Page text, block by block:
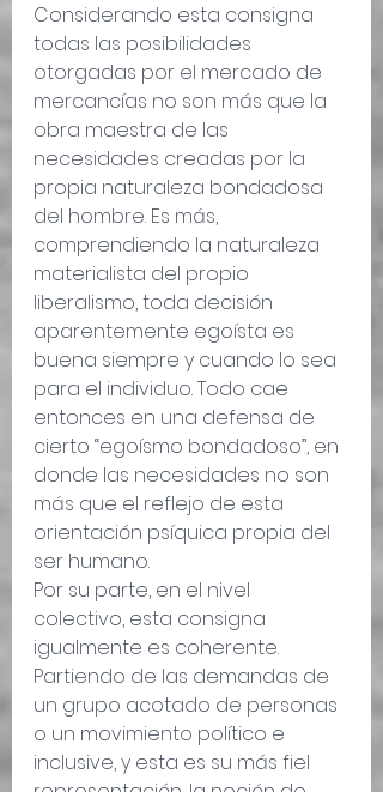
Considerando esta consigna
todas las posibilidades
otorgadas por el mercado de
mercancías no son más que la
obra maestra de las
necesidades creadas por la
propia naturaleza bondadosa
del hombre. Es más,
comprendiendo la naturaleza
materialista del propio
liberalismo, toda decisión
aparentemente egoísta es
buena siempre y cuando lo sea
para el individuo. Todo cae
entonces en una defensa de
cierto “egoísmo bondadoso”, en
donde las necesidades no son
más que el reflejo de esta
orientación psíquica propia del
ser humano.
Por su parte, en el nivel
colectivo, esta consigna
igualmente es coherente.
Partiendo de las demandas de
un grupo acotado de personas
o un movimiento político e
inclusive, y esta es su más fiel